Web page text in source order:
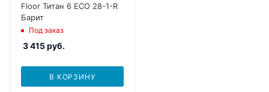
Floor Титан 6 ECO 28-1-R
Барит
Под заказ
3 415руб.
В КОРЗИНУ